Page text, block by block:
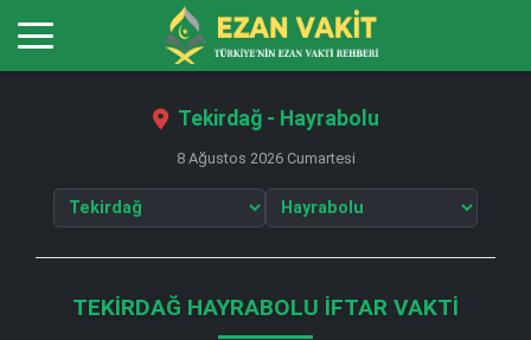
Tekirdağ - Hayrabolu
8 Ağustos 2026 Cumartesi
TEKIRDAĞ HAYRABOLU İFTAR VAKTI